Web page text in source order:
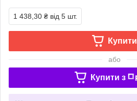
1 438,30 ₴ від 5 шт.
Купити
або
Купити з